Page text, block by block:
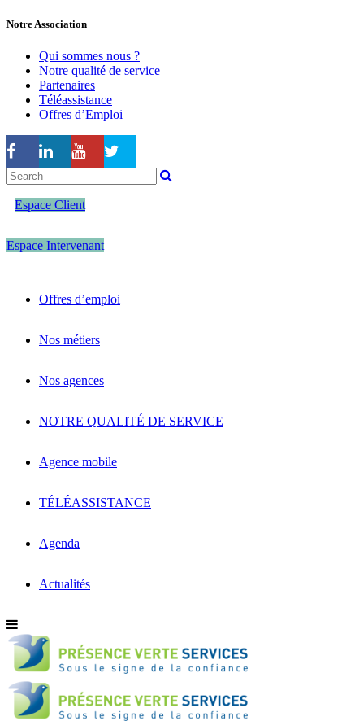
Notre Association
Qui sommes nous ?
Notre qualité de service
Partenaires
Téléassistance
Offres d’Emploi
Espace Client
Espace Intervenant
Offres d’emploi
Nos métiers
Nos agences
NOTRE QUALITÉ DE SERVICE
Agence mobile
TÉLÉASSISTANCE
Agenda
Actualités